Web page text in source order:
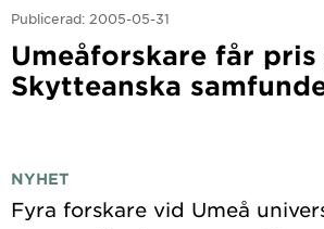
Publicerad: 2005-05-31
Umeåforskare får pris
Skytteanska
NYHET
Fyra forskare vid Umeå